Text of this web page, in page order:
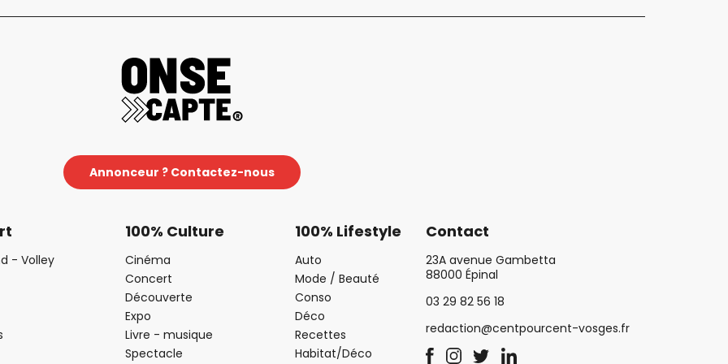
Annonceur ? Contactez-nous
- Volley
100% Culture
Cinéma
Concert
Découverte
Expo
Livre - musique
Spectacle
100% Lifestyle
Auto
Mode / Beauté
Conso
Déco
Recettes
Habitat/Déco
Contact
23A avenue Gambetta
88000 Épinal
03 29 82 56 18
redaction@centpourcent-vosges.fr